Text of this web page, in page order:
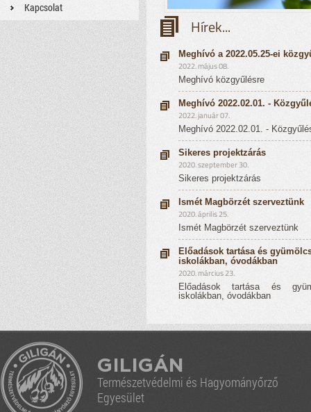
Kapcsolat
Hírek...
Meghívó a 2022.05.25-ei
2022. május 08.
Meghívó közgyűlésre
Meghívó 2022.02.01. -
2022. január 07.
Meghívó 2022.02.01. -
Sikeres projektzárás
2020. szeptember 30.
Sikeres projektzárás
Ismét Magbörzét szerveztünk
2020. április 25.
Ismét Magbörzét szerveztünk
Előadások tartása és
iskolákban, óvodákban
2020. március 23.
Előadások tartása és
iskolákban, óvodákban
GILIGÁN
Természetvédelmi és Hagyományőrző
Egyesület